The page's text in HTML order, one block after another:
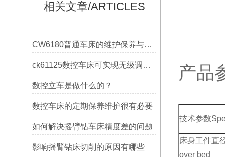
相关文章/ARTICLES
CW6180普通车床的维护保养与延长使用寿命技巧说明
ck61125数控车床可实现无级调速控制
数控立车是做什么的？
数控车床的定期保养维护很有必要
如何解决摇臂钻车床精度差的问题
影响摇臂钻床切削的原因有哪些
产品
技术参数
床身工件直
over bed